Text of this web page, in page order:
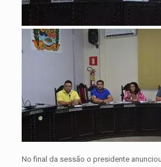
No final da sessão o presidente